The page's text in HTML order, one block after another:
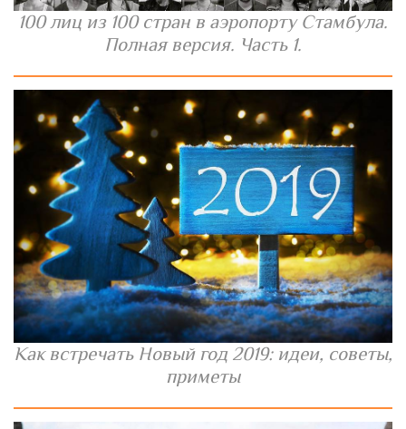
100 лиц из 100 стран в аэропорту Стамбула.
Полная версия. Часть 1.
Как встречать Новый год 2019: идеи, советы,
приметы